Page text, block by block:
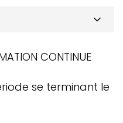
CONTINUE
se terminant le